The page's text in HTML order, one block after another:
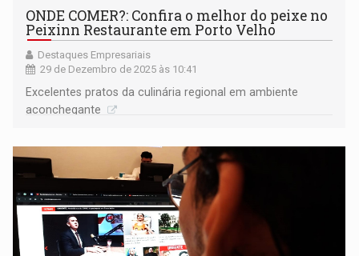
ONDE COMER?: Confira o melhor do peixe no
Peixinn Restaurante em Porto Velho
Destaques Empresariais
29 de Dezembro de 2025 às 10:41
Excelentes pratos da culinária regional em ambiente
aconchegante